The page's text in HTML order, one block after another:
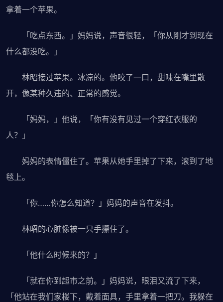
拿着一个苹果。
「吃点东西。」妈妈说，声音很轻，「你从刚才到现在
什么都没吃。」
林昭接过苹果。冰凉的。他咬了一口，甜味在嘴里散
开，像某种久违的、正常的感觉。
「妈妈，」他说，「你有没有见过一个穿红衣服的
人？」
妈妈的表情僵住了。苹果从她手里掉了下来，滚到了地
毯上。
「你……你怎么知道？」妈妈的声音在发抖。
林昭的心脏像被一只手攥住了。
「他什么时候来的？」
「就在你到超市之前。」妈妈说，眼泪又流了下来，
「他站在我们家楼下，戴着面具，手里拿着一把刀。我躲在